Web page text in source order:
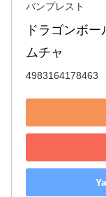
バンプレスト
ドラゴンボ
ムチャ
4983164178463